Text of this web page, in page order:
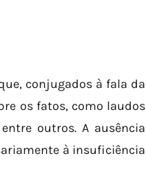
conjugados à fala da
os fatos, como laudos
outros. A ausência
à insuficiência